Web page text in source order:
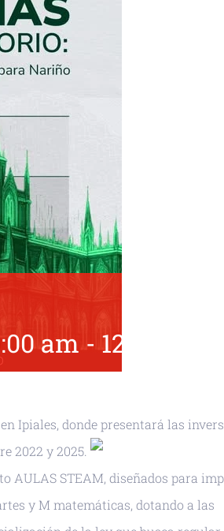
am-12:30 pm
Ipiales, donde presentará las
2022 y 2025.
AULAS STEAM, diseñados para
y M matemáticas, dotando a las